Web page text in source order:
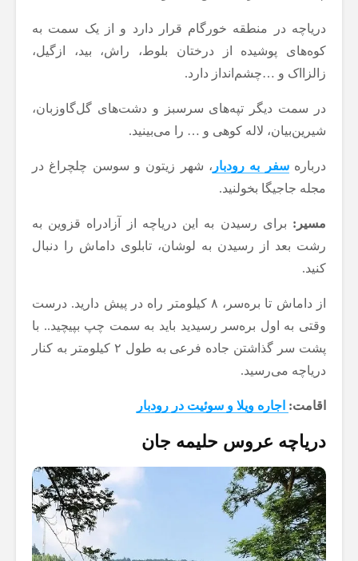
دریاچه در منطقه‌ خورگام قرار دارد و از یک سمت به
کوه‌های پوشیده از درختان بلوط، راش، بید، ازگیل،
زالزااک و …چشم‌انداز دارد.
در سمت دیگر تپه‌های سرسبز و دشت‌های گل‌گاو‌زبان،
شیرین‌بیان، لاله کوهی و … را می‌بینید.
دربارهسفر به رودبار ، شهر زیتون و سوسن چلچراغ در
مجله جاجیگا بخولنید.
مسیر: برای رسیدن به این دریاچه از آزادراه قزوین به
رشت بعد از رسیدن به لوشان، تابلوی داماش را دنبال
کنید.
از داماش تا بره‌سر، ۸ کیلومتر راه در پیش دارید. درست
وقتی به اول بره‌سر رسیدید باید به سمت چپ بپیچید.. با
پشت سر گذاشتن جاده‌ فرعی به طول ۲ کیلومتر به کنار
دریاچه می‌رسید.
اقامت: اجاره ویلا و سوئیت در رودبار
دریاچه عروس حلیمه جان